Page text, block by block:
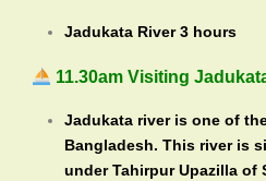
Jadukata River 3 hours
11.30am Visiting
Jadukata river is one of
Bangladesh. This river is
under Tahirpur Upazilla of